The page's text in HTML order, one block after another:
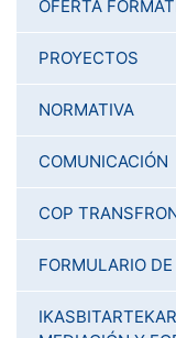
OFERTA
PROYECTOS
NORMATIVA
COMUNICACIÓN
COP
FORMULARIO